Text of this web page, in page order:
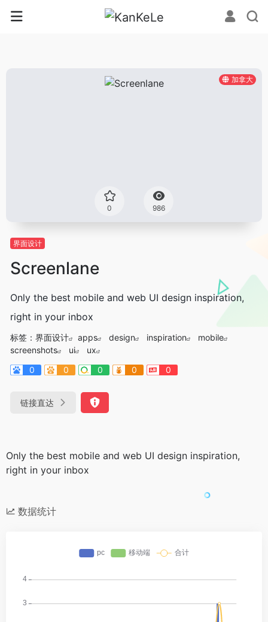
加拿大
0 986
界面设计
Screenlane
Only the best mobile and web UI design inspiration,
right in your inbox
标签： 界面设计 apps design inspiration
mobile
screenshots
ui
ux
0
0 0 0 0
链接直达
Only the best mobile and web UI design inspiration,
right in your inbox
数据统计